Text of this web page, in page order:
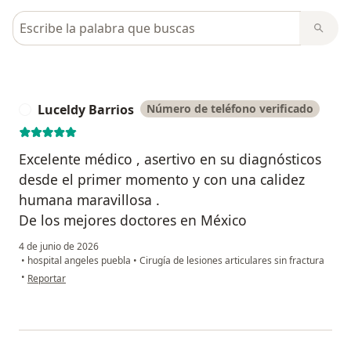
Busca en opiniones
Luceldy Barrios Número de teléfono verificado
Excelente médico , asertivo en su diagnósticos
desde el primer momento y con una calidez
humana maravillosa .
De los mejores doctores en México
4 de junio de 2026
• hospital angeles puebla • Cirugía de lesiones articulares sin fractura
• en opinión del usuario Luceldy Barrios
Reportar